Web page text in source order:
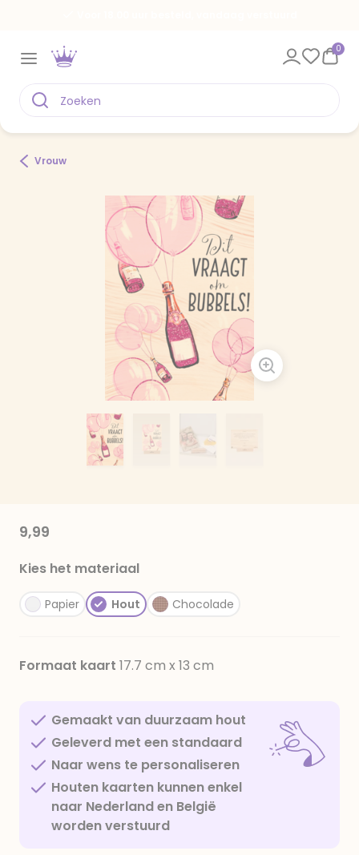
0
Vrouw
9,99
Kies het materiaal
Papier Hout Chocolade
Formaat kaart 17.7 cm x 13 cm
Gemaakt van duurzaam hout
Geleverd met een standaard
Naar wens te personaliseren
Houten kaarten kunnen enkel
naar Nederland en België
worden verstuurd